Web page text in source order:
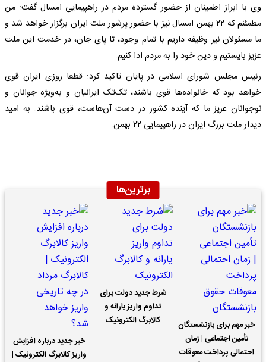
وی با ابراز اطمینان از حضور گسترده مردم در راهپیمایی امسال گفت: من
مطمئنم که ۲۲ بهمن امسال نیز با حضور پرشور ملت ایران برگزار خواهد شد و
ما مسئولان نیز وظیفه داریم با تمام وجود، تا پای جان، در خدمت این ملت
عزیز بایستیم و دین خود را به مردم ادا کنیم.
رئیس مجلس شورای اسلامی در پایان تاکید کرد: قطعا روزی ایران قوی
خواهد بود که خانواده‌ها قوی باشند، تک‌تک ایرانیان و به‌ویژه جوانان و
نوجوانان عزیز ما که آینده کشور در دست آن‌هاست، قوی باشند. به امید
دیدار ملت بزرگ ایران در راهپیمایی ۲۲ بهمن.
برترین‌ها
خبر مهم برای بازنشستگان
تأمین اجتماعی | زمان
احتمالی پرداخت معوقات
شرط جدید دولت برای
تداوم واریز یارانه و
کالابرگ الکترونیک
خبر جدید درباره افزایش
واریز کالابرگ الکترونیک |